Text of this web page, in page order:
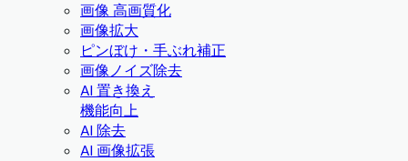
画像 高画質化
画像拡大
ピンぼけ・手ぶれ補正
画像ノイズ除去
AI 置き換え
機能向上
AI 除去
AI 画像拡張